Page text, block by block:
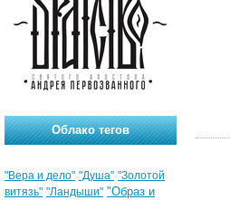
Облако тегов
"Вера и дело" "Душа" "Золотой
витязь" "Ландыши" "Образ и